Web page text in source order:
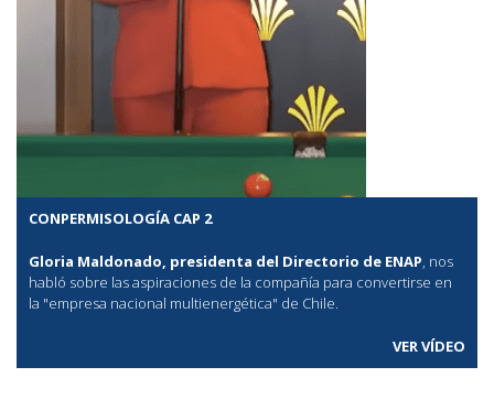
CONPERMISOLOGÍA CAP 2
Gloria Maldonado, presidenta del Directorio de ENAP, nos
habló sobre las aspiraciones de la compañía para convertirse en
la "empresa nacional multienergética" de Chile.
VER VÍDEO